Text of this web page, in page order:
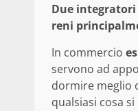
Due
reni
In commercio
servono ad
dormire meglio
qualsiasi cosa